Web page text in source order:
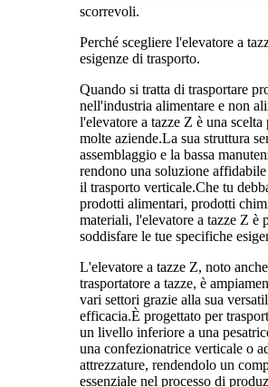
scorrevoli.
Perché scegliere l'elevatore a
esigenze di trasporto.
Quando si tratta di trasportare
nell'industria alimentare e non
l'elevatore a tazze Z è una scelta
molte aziende.La sua struttura
assemblaggio e la bassa
rendono una soluzione
il trasporto verticale.Che tu
prodotti alimentari, prodotti
materiali, l'elevatore a tazze Z è
soddisfare le tue specifiche
L'elevatore a tazze Z, noto
trasportatore a tazze, è
vari settori grazie alla sua
efficacia.È progettato per
un livello inferiore a una
una confezionatrice verticale o
attrezzature, rendendolo un
essenziale nel processo di